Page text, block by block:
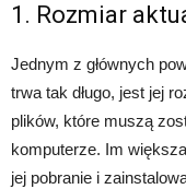
1. Rozmiar
Jednym z głównych
trwa tak długo, jest jej
plików, które muszą
komputerze. Im
jej pobranie i